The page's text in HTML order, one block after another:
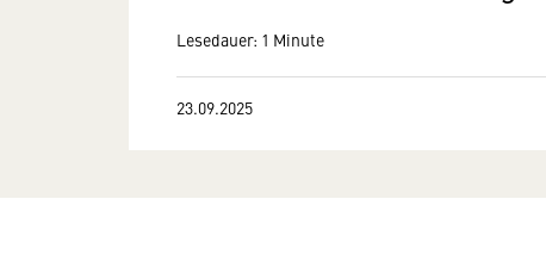
Lesedauer: 1 Minute
23.09.2025